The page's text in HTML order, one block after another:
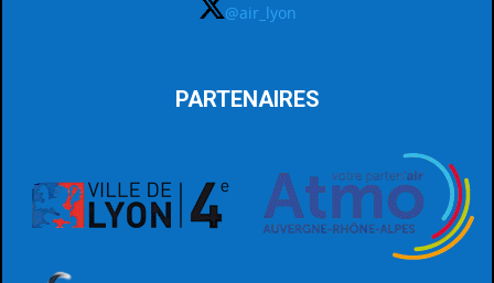
@air_lyon
PARTENAIRES